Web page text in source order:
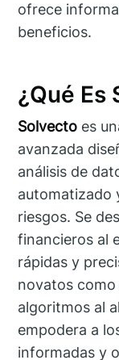
ofrece
beneficios.
¿Qué Es
Solvecto es
avanzada
análisis de
automatizado
riesgos. Se
financieros al
rápidas y
novatos
algoritmos al
empodera a
informadas y